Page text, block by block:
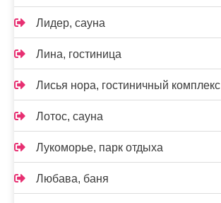
Лидер, сауна
Лина, гостиница
Лисья нора, гостиничный комплекс
Лотос, сауна
Лукоморье, парк отдыха
Любава, баня